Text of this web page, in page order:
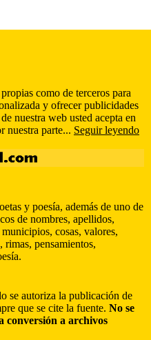
como de terceros para
y ofrecer publicidades
nuestra web usted acepta en
nuestra parte... Seguir leyendo
y poesía, además de uno de
de nombres, apellidos,
cosas, valores,
rimas, pensamientos,
se autoriza la publicación de
que se cite la fuente. No se
conversión a archivos